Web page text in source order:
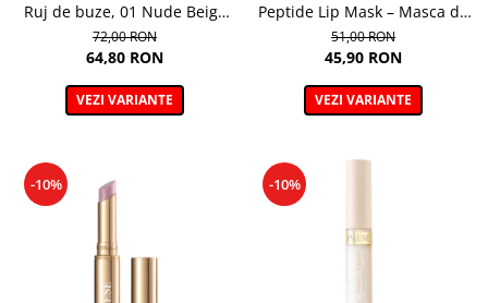
Ruj de buze, 01 Nude Beige
The Kiss Lips - 3,4 ml
72,00 RON
64,80 RON
VEZI VARIANTE
Peptide Lip Mask – Masca de
buze cu peptide, Nuanta
Raspberry - 10g
51,00 RON
45,90 RON
VEZI VARIANTE
-10% -10%